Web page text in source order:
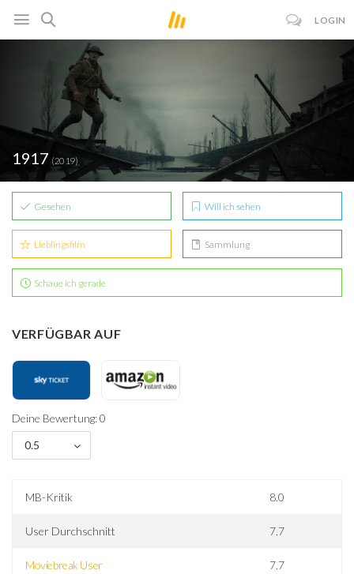
LOGIN
1917 (2019)
Gesehen Will ich sehen
Lieblingsfilm Sammlung
Schaue ich gerade
VERFÜGBAR AUF
Deine Bewertung: 0
0.5
MB-Kritik 8.0
User Durchschnitt 7.7
Moviebreak User 7.7